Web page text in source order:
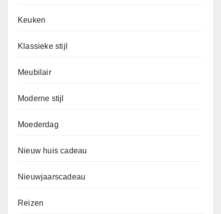
Keuken
Klassieke stijl
Meubilair
Moderne stijl
Moederdag
Nieuw huis cadeau
Nieuwjaarscadeau
Reizen